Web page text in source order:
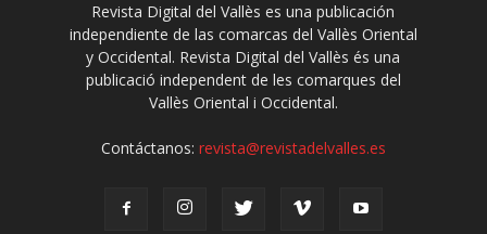
Revista Digital del Vallès es una publicación
independiente de las comarcas del Vallès Oriental
y Occidental. Revista Digital del Vallès és una
publicació independent de les comarques del
Vallès Oriental i Occidental.
Contáctanos: revista@revistadelvalles.es